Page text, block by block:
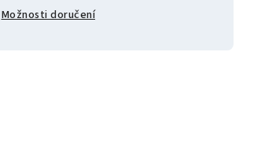
Možnosti doručení